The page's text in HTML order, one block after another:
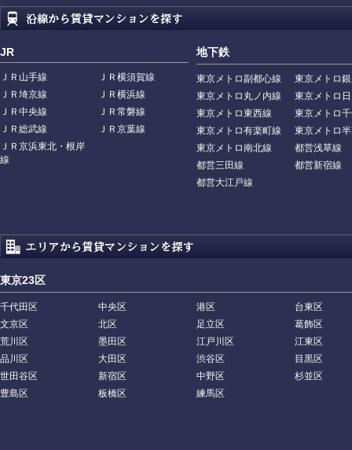
JR
ＪＲ山手線
ＪＲ横須賀線
ＪＲ埼京線
ＪＲ横浜線
ＪＲ中央線
ＪＲ常磐線
ＪＲ総武線
ＪＲ京葉線
ＪＲ京浜東北・根岸
線
地下鉄
東京メトロ副都心線
東京メトロ
東京メトロ丸ノ内線
東京メトロ
東京メトロ東西線
東京メトロ
東京メトロ有楽町線
東京メトロ
東京メトロ南北線
都営浅草線
都営三田線
都営新宿線
都営大江戸線
東京23区
千代田区 中央区 港区
台東区
文京区
北区 足立区
葛飾区
荒川区
墨田区 江戸川区
江東区
品川区
大田区 渋谷区
目黒区
世田谷区
新宿区 中野区
杉並区
豊島区
板橋区 練馬区